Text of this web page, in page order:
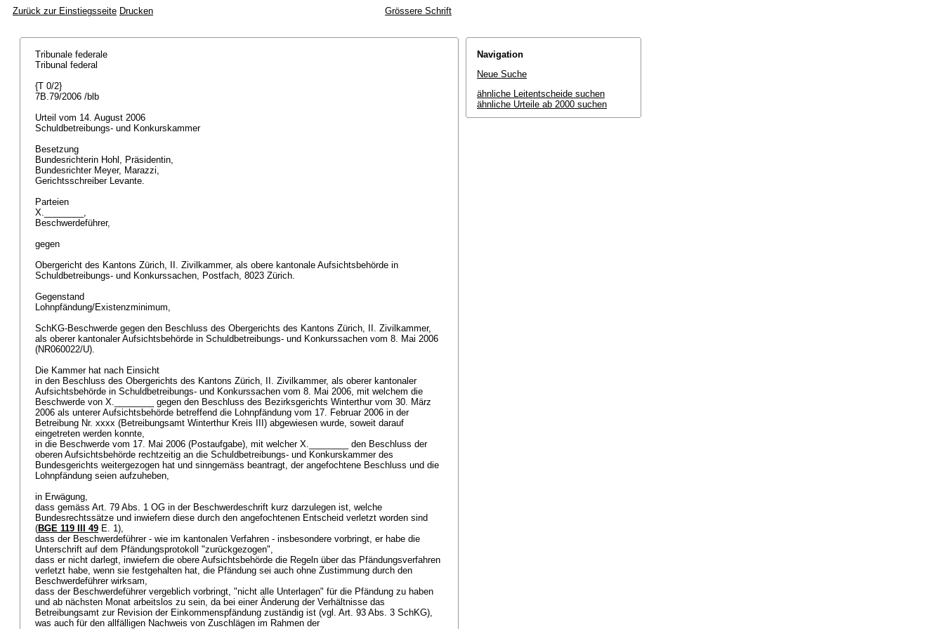
Zurück zur Einstiegsseite Drucken Grössere Schrift
Tribunale federale
Tribunal federal
{T 0/2}
7B.79/2006 /blb
Urteil vom 14. August 2006
Schuldbetreibungs- und Konkurskammer
Besetzung
Bundesrichterin Hohl, Präsidentin,
Bundesrichter Meyer, Marazzi,
Gerichtsschreiber Levante.
Parteien
X.________,
Beschwerdeführer,
gegen
Obergericht des Kantons Zürich, II. Zivilkammer, als obere kantonale Aufsichtsbehörde in
Schuldbetreibungs- und Konkurssachen, Postfach, 8023 Zürich.
Gegenstand
Lohnpfändung/Existenzminimum,
SchKG-Beschwerde gegen den Beschluss des Obergerichts des Kantons Zürich, II. Zivilkammer,
als oberer kantonaler Aufsichtsbehörde in Schuldbetreibungs- und Konkurssachen vom 8. Mai 2006
(NR060022/U).
Die Kammer hat nach Einsicht
in den Beschluss des Obergerichts des Kantons Zürich, II. Zivilkammer, als oberer kantonaler
Aufsichtsbehörde in Schuldbetreibungs- und Konkurssachen vom 8. Mai 2006, mit welchem die
Beschwerde von X.________ gegen den Beschluss des Bezirksgerichts Winterthur vom 30. März
2006 als unterer Aufsichtsbehörde betreffend die Lohnpfändung vom 17. Februar 2006 in der
Betreibung Nr. xxxx (Betreibungsamt Winterthur Kreis III) abgewiesen wurde, soweit darauf
eingetreten werden konnte,
in die Beschwerde vom 17. Mai 2006 (Postaufgabe), mit welcher X.________ den Beschluss der
oberen Aufsichtsbehörde rechtzeitig an die Schuldbetreibungs- und Konkurskammer des
Bundesgerichts weitergezogen hat und sinngemäss beantragt, der angefochtene Beschluss und die
Lohnpfändung seien aufzuheben,
in Erwägung,
dass gemäss Art. 79 Abs. 1 OG in der Beschwerdeschrift kurz darzulegen ist, welche
Bundesrechtssätze und inwiefern diese durch den angefochtenen Entscheid verletzt worden sind
(BGE 119 III 49 E. 1),
dass der Beschwerdeführer - wie im kantonalen Verfahren - insbesondere vorbringt, er habe die
Unterschrift auf dem Pfändungsprotokoll "zurückgezogen",
dass er nicht darlegt, inwiefern die obere Aufsichtsbehörde die Regeln über das Pfändungsverfahren
verletzt habe, wenn sie festgehalten hat, die Pfändung sei auch ohne Zustimmung durch den
Beschwerdeführer wirksam,
dass der Beschwerdeführer vergeblich vorbringt, "nicht alle Unterlagen" für die Pfändung zu haben
und ab nächsten Monat arbeitslos zu sein, da bei einer Änderung der Verhältnisse das
Betreibungsamt zur Revision der Einkommenspfändung zuständig ist (vgl. Art. 93 Abs. 3 SchKG),
was auch für den allfälligen Nachweis von Zuschlägen im Rahmen der
Navigation
Neue Suche
ähnliche Leitentscheide suchen
ähnliche Urteile ab 2000 suchen